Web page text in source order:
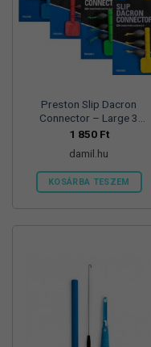
Preston Slip Dacron
Connector – Large 3
db/csg
1 850 Ft
damil.hu
KOSÁRBA TESZEM